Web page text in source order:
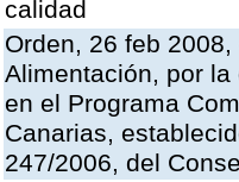
calidad
Orden, 26 feb
Alimentación, por
en el Programa
Canarias,
247/2006, del